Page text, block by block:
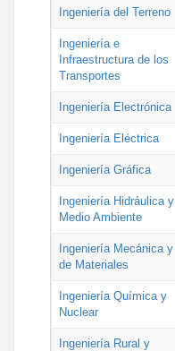
Ingeniería del Terreno
Ingeniería e
Infraestructura de los
Transportes
Ingeniería Electrónica
Ingeniería Eléctrica
Ingeniería Gráfica
Ingeniería Hidráulica y
Medio Ambiente
Ingeniería Mecánica y
de Materiales
Ingeniería Química y
Nuclear
Ingeniería Rural y